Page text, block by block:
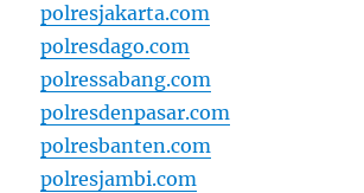
polresjakarta.com
polresdago.com
polressabang.com
polresdenpasar.com
polresbanten.com
polresjambi.com